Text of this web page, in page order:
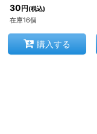
30 円 (税込)
在庫16個
購入する